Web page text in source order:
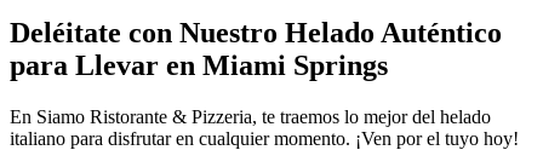
Deléitate con Nuestro Helado Auténtico
para Llevar en Miami Springs
En Siamo Ristorante & Pizzeria, te traemos lo mejor del helado
italiano para disfrutar en cualquier momento. ¡Ven por el tuyo hoy!